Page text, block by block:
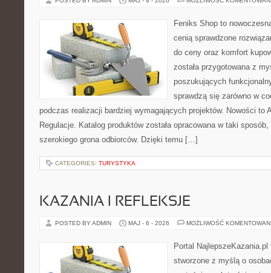
Feniks Shop to
cenią sprawdzone
do ceny oraz komfort
została przygotowana z
poszukujących
sprawdzą się zarówno w
podczas realizacji bardziej wymagających projektów. Nowości to
Regulacje. Katalog produktów została opracowana w taki
szerokiego grona odbiorców. Dzięki temu […]
CATEGORIES: TURYSTYKA
KAZANIA I REFLEKSJE
POSTED BY ADMIN MAJ - 6 - 2026 MOŻLIWOŚĆ
Portal
stworzone z myślą o